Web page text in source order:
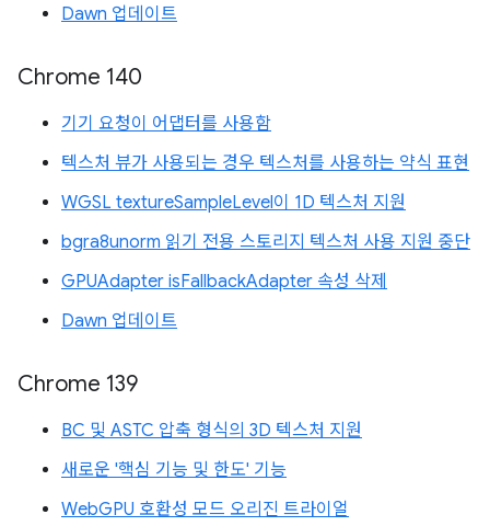
Dawn 업데이트
Chrome 140
기기 요청이 어댑터를 사용함
텍스처 뷰가 사용되는 경우 텍스처를 사용하는 약식 표현
WGSL textureSampleLevel이 1D 텍스처 지원
bgra8unorm 읽기 전용 스토리지 텍스처 사용 지원 중단
GPUAdapter isFallbackAdapter 속성 삭제
Dawn 업데이트
Chrome 139
BC 및 ASTC 압축 형식의 3D 텍스처 지원
새로운 '핵심 기능 및 한도' 기능
WebGPU 호환성 모드 오리진 트라이얼